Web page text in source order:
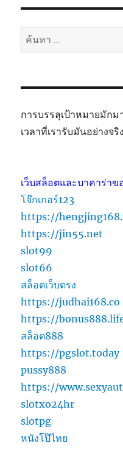
ค้นหา:
การบรรลุเป้าหมายมักม
เวลาที่เรารับมันอย่างจริ
เว็บสล็อตและบาคาร่าข
โจ๊กเกอร์123
https://
https://jin55.net
slot99
slot66
สล็อตเว็บตรง
https://judhai168.co
https://
สล็อต888
https://pgslot.today
pussy888
https://
slotxo24hr
slotpg
หนังโป๊ไทย